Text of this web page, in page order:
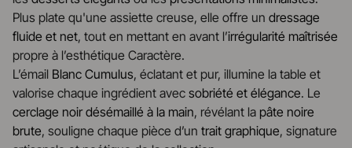
Plus plate qu'une assiette creuse, elle offre un dressage
fluide et net, tout en mettant en avant l’irrégularité maîtrisée
propre à l’esthétique Caractère.
L’émail Blanc Cumulus, éclatant et pur, illumine la table et
valorise chaque ingrédient avec sobriété et élégance. Le
cerclage noir désémaillé à la main, révélant la pâte noire
brute, souligne chaque pièce d’un trait graphique, signature